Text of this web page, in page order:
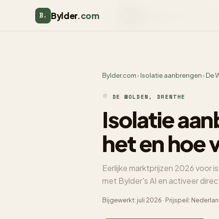
B. Bylder.com
Bylder.com›Isolatie aanbrengen›De
DE WOLDEN, DRENTHE
Isolatie
het en hoe
Eerlijke marktprijzen 2026 voor
met Bylder's AI en activeer
Bijgewerkt: juli 2026 · Prijspeil: